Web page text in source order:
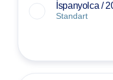
İspanyolca /
Standart